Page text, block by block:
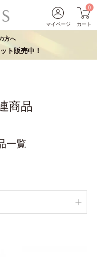
マイページ
0
カート
方へ
ト販売中！
商品
一覧